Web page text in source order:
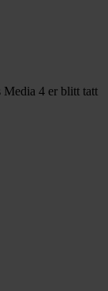
Media 4 er blitt tatt